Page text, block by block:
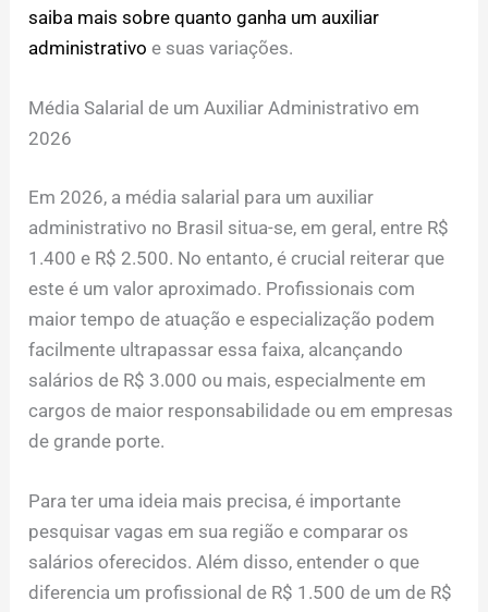
saiba mais sobre quanto ganha um auxiliar
administrativo e suas variações.
Média Salarial de um Auxiliar Administrativo em
2026
Em 2026, a média salarial para um auxiliar
administrativo no Brasil situa-se, em geral, entre R$
1.400 e R$ 2.500. No entanto, é crucial reiterar que
este é um valor aproximado. Profissionais com
maior tempo de atuação e especialização podem
facilmente ultrapassar essa faixa, alcançando
salários de R$ 3.000 ou mais, especialmente em
cargos de maior responsabilidade ou em empresas
de grande porte.
Para ter uma ideia mais precisa, é importante
pesquisar vagas em sua região e comparar os
salários oferecidos. Além disso, entender o que
diferencia um profissional de R$ 1.500 de um de R$